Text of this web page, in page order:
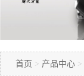
首页 > 产品中心 >